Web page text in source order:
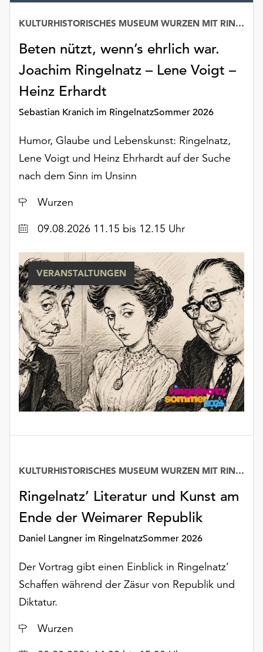
über
die
„Auswählen“.
Weitere
finden
Sie
unserer
Datenschutzerklärung
oder
dem
Beten nützt, wenn’s ehrlich war.
Joachim Ringelnatz – Lene Voigt –
Heinz Erhardt
Sebastian Kranich im RingelnatzSommer 2026
KULTURHISTORISCHES MUSEUM WURZEN MIT RINGELNATZ-SAMMLUNG
Humor, Glaube und Lebenskunst: Ringelnatz,
Lene Voigt und Heinz Ehrhardt auf der Suche
nach dem Sinn im Unsinn
Ort
Wurzen
Datum09.08.2026 11.15 bis 12.15 Uhr
VERANSTALTUNGEN
Ringelnatz’ Literatur und Kunst am
Ende der Weimarer Republik
Daniel Langner im RingelnatzSommer 2026
KULTURHISTORISCHES MUSEUM WURZEN MIT RINGELNATZ-SAMMLUNG
Der Vortrag gibt einen Einblick in Ringelnatz’
Schaffen während der Zäsur von Republik und
Diktatur.
Ort
Wurzen